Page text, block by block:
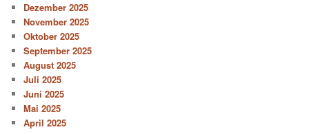
Dezember 2025
November 2025
Oktober 2025
September 2025
August 2025
Juli 2025
Juni 2025
Mai 2025
April 2025